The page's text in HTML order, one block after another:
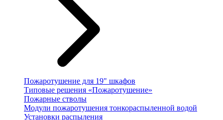
Пожаротушение для 19" шкафов
Типовые решения «Пожаротушение»
Пожарные стволы
Модули пожаротушения тонкораспыленной водой
Установки распыления